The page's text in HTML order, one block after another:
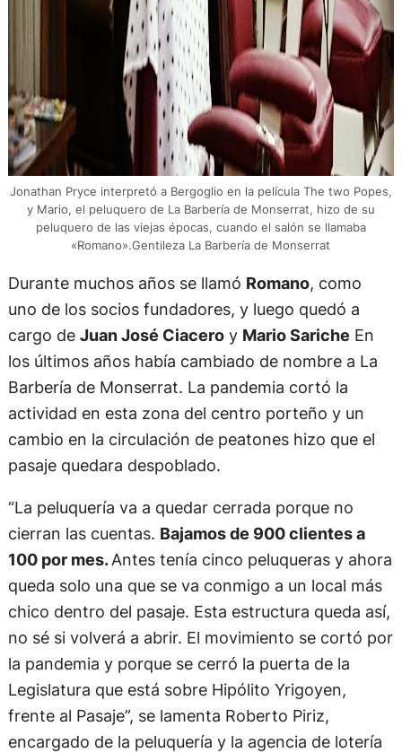
Jonathan Pryce interpretó a Bergoglio en la película The two Popes,
y Mario, el peluquero de La Barbería de Monserrat, hizo de su
peluquero de las viejas épocas, cuando el salón se llamaba
«Romano».Gentileza La Barbería de Monserrat
Durante muchos años se llamó Romano, como
uno de los socios fundadores, y luego quedó a
cargo de Juan José Ciaceroy Mario Sariche En
los últimos años había cambiado de nombre a La
Barbería de Monserrat. La pandemia cortó la
actividad en esta zona del centro porteño y un
cambio en la circulación de peatones hizo que el
pasaje quedara despoblado.
“La peluquería va a quedar cerrada porque no
cierran las cuentas. Bajamos de 900 clientes a
100 por mes.Antes tenía cinco peluqueras y ahora
queda solo una que se va conmigo a un local más
chico dentro del pasaje. Esta estructura queda así,
no sé si volverá a abrir. El movimiento se cortó por
la pandemia y porque se cerró la puerta de la
Legislatura que está sobre Hipólito Yrigoyen,
frente al Pasaje”, se lamenta Roberto Piriz,
encargado de la peluquería y la agencia de lotería